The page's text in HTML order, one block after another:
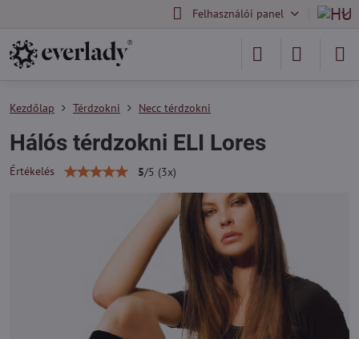
Felhasználói panel
Kezdőlap Térdzokni Necc térdzokni
Hálós térdzokni ELI Lores
Értékelés 5/5 (3x)